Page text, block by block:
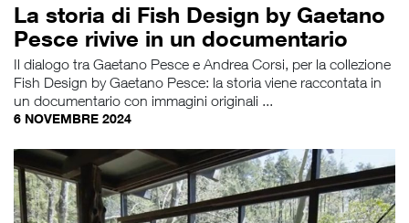
La storia di Fish Design by Gaetano
Pesce rivive in un documentario
Il dialogo tra Gaetano Pesce e Andrea Corsi, per la collezione
Fish Design by Gaetano Pesce: la storia viene raccontata in
un documentario con immagini originali ...
6 NOVEMBRE 2024